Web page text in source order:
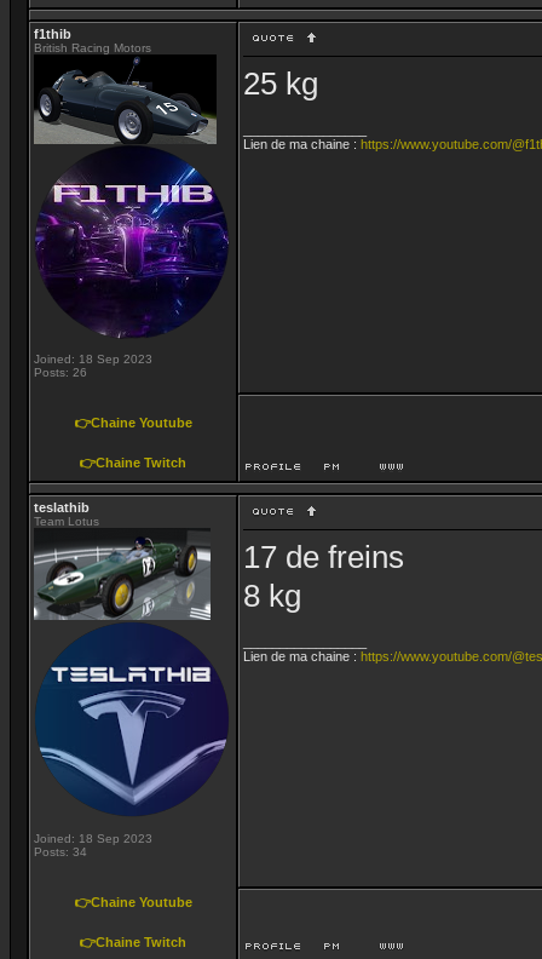
f1thib
British Racing Motors
Joined: 18 Sep 2023
Posts: 26
👉Chaine Youtube
👉Chaine Twitch
25 kg
Lien de ma chaine : https://www.youtube.com/
teslathib
Team Lotus
Joined: 18 Sep 2023
Posts: 34
👉Chaine Youtube
👉Chaine Twitch
17 de freins
8 kg
Lien de ma chaine : https://www.youtube.com/